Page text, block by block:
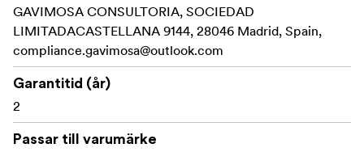
GAVIMOSA CONSULTORIA, SOCIEDAD
LIMITADACASTELLANA 9144, 28046 Madrid, Spain,
compliance.gavimosa@outlook.com
Garantitid (år)
2
Passar till varumärke